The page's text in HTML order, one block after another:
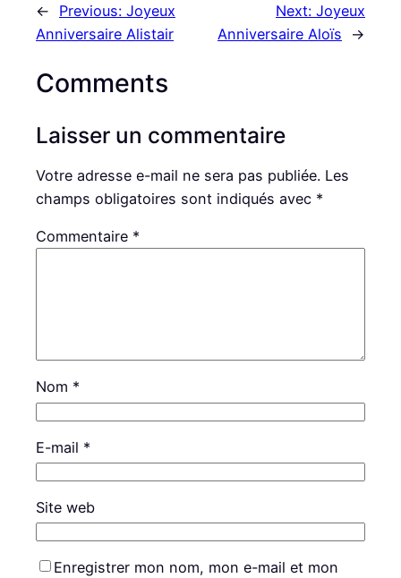
← Previous: Joyeux
Anniversaire Alistair
Next: Joyeux
Anniversaire Aloïs
→
Comments
Laisser un commentaire
Votre adresse e-mail ne sera pas publiée. Les
champs obligatoires sont indiqués avec *
Commentaire *
Nom *
E-mail *
Site web
Enregistrer mon nom, mon e-mail et mon